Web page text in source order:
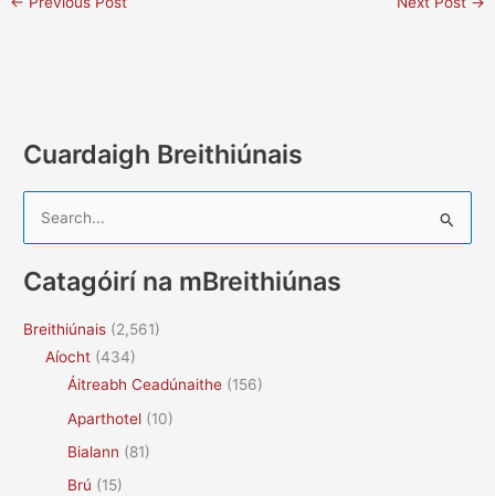
Cuardaigh Breithiúnais
r
c
Catagóirí na mBreithiúnas
Breithiúnais (2,561)
Aíocht (434)
Áitreabh Ceadúnaithe (156)
Aparthotel (10)
Bialann (81)
Brú (15)